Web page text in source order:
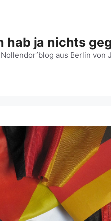
hab ja nichts
Nollendorfblog aus Berlin von